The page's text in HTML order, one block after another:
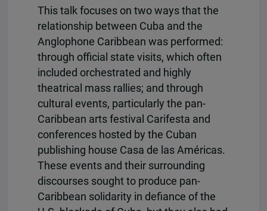
This talk focuses on two ways that the
relationship between Cuba and the
Anglophone Caribbean was performed:
through official state visits, which often
included orchestrated and highly
theatrical mass rallies; and through
cultural events, particularly the pan-
Caribbean arts festival Carifesta and
conferences hosted by the Cuban
publishing house Casa de las Américas.
These events and their surrounding
discourses sought to produce pan-
Caribbean solidarity in defiance of the